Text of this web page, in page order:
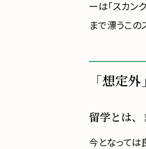
ーは「スカン
まで漂うこの
「想定
留学とは
今となっては